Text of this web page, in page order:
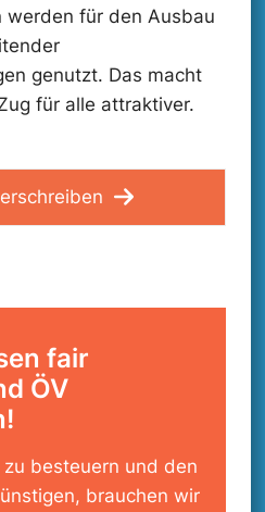
werden für den Ausbau
genutzt. Das macht
für alle attraktiver.
fair
ÖV
besteuern und den
brauchen wir